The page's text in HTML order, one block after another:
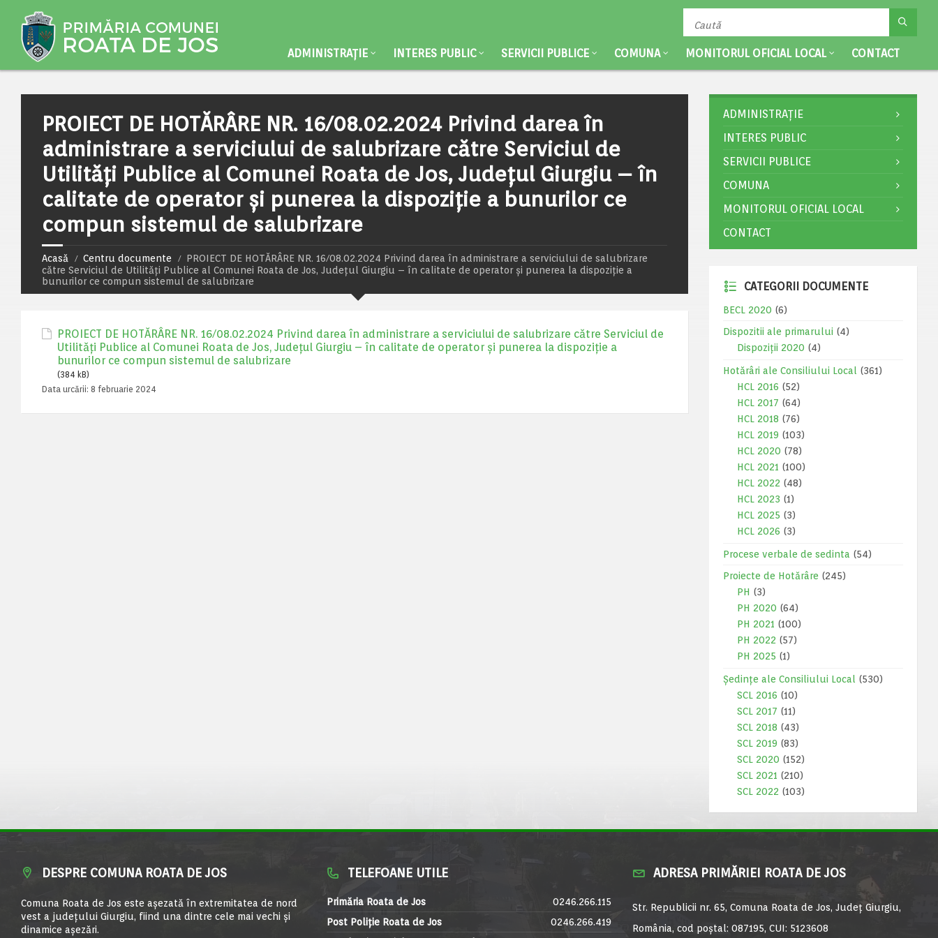
ADMINISTRAȚIE INTERES PUBLIC SERVICII PUBLICE COMUNA MONITORUL OFICIAL LOCAL CONTACT
PROIECT DE HOTĂRÂRE NR. 16/08.02.2024 Privind darea în
administrare a serviciului de salubrizare către Serviciul de
Utilități Publice al Comunei Roata de Jos, Județul Giurgiu – în
calitate de operator și punerea la dispoziție a bunurilor ce
compun sistemul de salubrizare
Acasă Centru documente
PROIECT DE HOTĂRÂRE NR. 16/08.02.2024 Privind darea în administrare a serviciului de salubrizare
către Serviciul de Utilități Publice al Comunei Roata de Jos, Județul Giurgiu – în calitate de operator și punerea la dispoziție a
bunurilor ce compun sistemul de salubrizare
PROIECT DE HOTĂRÂRE NR. 16/08.02.2024 Privind darea în administrare a serviciului de salubrizare către Serviciul de
Utilități Publice al Comunei Roata de Jos, Județul Giurgiu – în calitate de operator și punerea la dispoziție a
bunurilor ce compun sistemul de salubrizare
(384 kB)
Data urcării: 8 februarie 2024
ADMINISTRAȚIE
INTERES PUBLIC
SERVICII PUBLICE
COMUNA
MONITORUL OFICIAL LOCAL
CONTACT
CATEGORII DOCUMENTE
BECL 2020 (6)
Dispozitii ale primarului (4)
Dispoziții 2020 (4)
Hotărâri ale Consiliului Local
(361)
HCL 2016 (52)
HCL 2017 (64)
HCL 2018 (76)
HCL 2019 (103)
HCL 2020 (78)
HCL 2021 (100)
HCL 2022 (48)
HCL 2023 (1)
HCL 2025 (3)
HCL 2026 (3)
Procese verbale de sedinta (54)
Proiecte de Hotărâre (245)
PH (3)
PH 2020 (64)
PH 2021 (100)
PH 2022 (57)
PH 2025 (1)
Ședințe ale Consiliului Local
(530)
SCL 2016 (10)
SCL 2017 (11)
SCL 2018 (43)
SCL 2019 (83)
SCL 2020 (152)
SCL 2021 (210)
SCL 2022 (103)
DESPRE COMUNA ROATA DE JOS
Comuna Roata de Jos este aşezată în extremitatea de nord
vest a judeţului Giurgiu, fiind una dintre cele mai vechi şi
dinamice aşezări.
TELEFOANE UTILE
Primăria Roata de Jos
0246.266.115
Post Poliție Roata de Jos
0246.266.419
ADRESA PRIMĂRIEI ROATA DE JOS
Str. Republicii nr. 65, Comuna Roata de Jos, Județ Giurgiu,
România, cod poștal: 087195, CUI: 5123608